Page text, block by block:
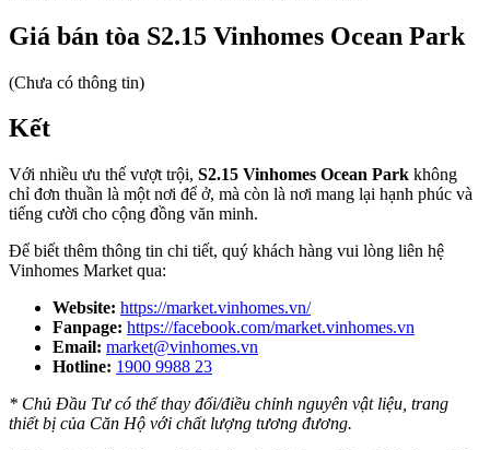
Giá bán tòa S2.15 Vinhomes Ocean Park
(Chưa có thông tin)
Kết
Với nhiều ưu thế vượt trội, S2.15 Vinhomes Ocean Park không
chỉ đơn thuần là một nơi để ở, mà còn là nơi mang lại hạnh phúc và
tiếng cười cho cộng đồng văn minh.
Để biết thêm thông tin chi tiết, quý khách hàng vui lòng liên hệ
Vinhomes Market qua:
Website: https://market.vinhomes.vn/
Fanpage: https://facebook.com/market.vinhomes.vn
Email: market@vinhomes.vn
Hotline: 1900 9988 23
* Chủ Đầu Tư có thể thay đổi/điều chỉnh nguyên vật liệu, trang
thiết bị của Căn Hộ với chất lượng tương đương.